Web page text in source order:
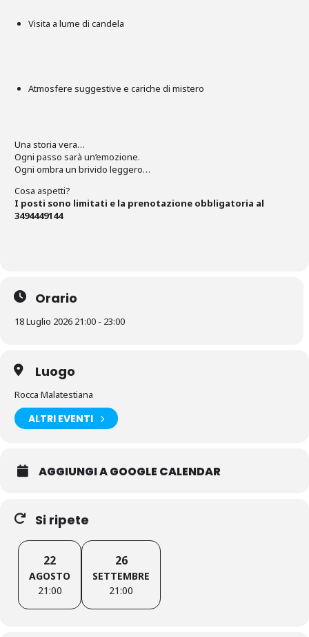
Visita a lume di candela
Atmosfere suggestive e cariche di mistero
Una storia vera…
Ogni passo sarà un’emozione.
Ogni ombra un brivido leggero…
Cosa aspetti?
I posti sono limitati e la prenotazione obbligatoria al
3494449144
Orario
18 Luglio 2026 21:00 - 23:00
Luogo
Rocca Malatestiana
ALTRI EVENTI
AGGIUNGI A GOOGLE CALENDAR
Si ripete
22
AGOSTO
21:00
26
SETTEMBRE
21:00